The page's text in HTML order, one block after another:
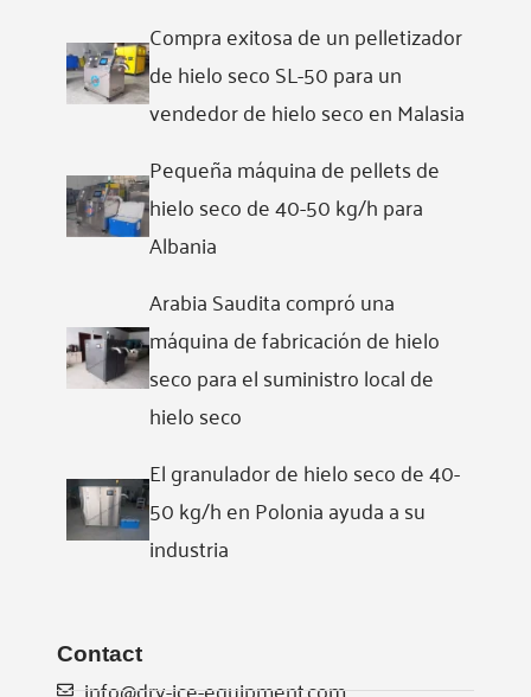
Compra exitosa de un pelletizador
de hielo seco SL-50 para un
vendedor de hielo seco en Malasia
Pequeña máquina de pellets de
hielo seco de 40-50 kg/h para
Albania
Arabia Saudita compró una
máquina de fabricación de hielo
seco para el suministro local de
hielo seco
El granulador de hielo seco de 40-
50 kg/h en Polonia ayuda a su
industria
Contact